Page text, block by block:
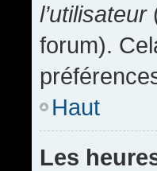
l’utilisateur
forum).
Haut
Les